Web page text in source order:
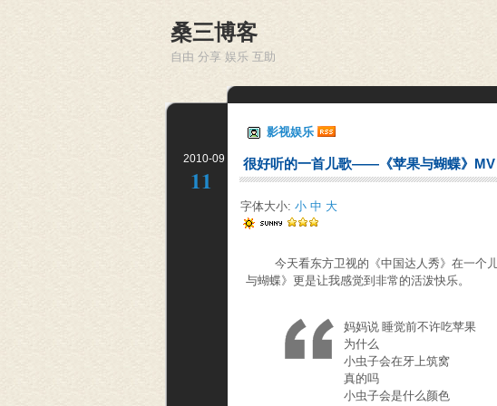
桑三博客
自由 分享 娱乐 互助
影视娱乐
2010-09
11
很好听的一首儿歌——《苹果与蝴蝶》MV
字体大小: 小 中 大
今天看东方卫视的《中国达人秀》在一个儿
与蝴蝶》更是让我感觉到非常的活泼快乐。
妈妈说 睡觉前不许吃苹果
为什么
小虫子会在牙上筑窝
真的吗
小虫子会是什么颜色